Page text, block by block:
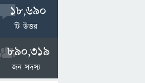
18,690
টি উত্তর
890,319
জন সদস্য